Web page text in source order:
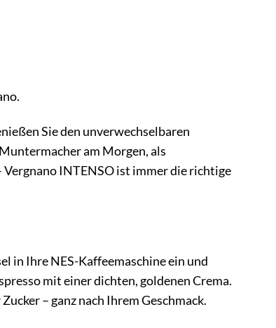
Sie den unverwechselbaren
am Morgen, als
INTENSO ist immer die richtige
in Ihre NES-Kaffeemaschine ein und
mit einer dichten, goldenen Crema.
– ganz nach Ihrem Geschmack.